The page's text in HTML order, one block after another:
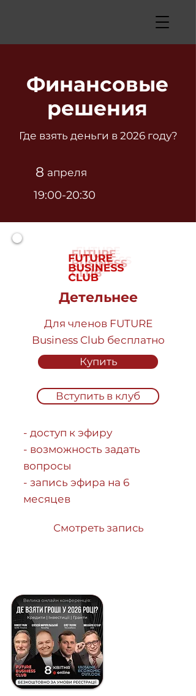
Финансовые
решения
Где взять деньги в 2026 году?
8 апреля
19:00-20:30
Детельнее
Для членов FUTURE
Business Club бесплатно
Купить
Вступить в клуб
- доступ к эфиру
- возможность задать
вопросы
- запись эфира на 6
месяцев
Смотреть запись